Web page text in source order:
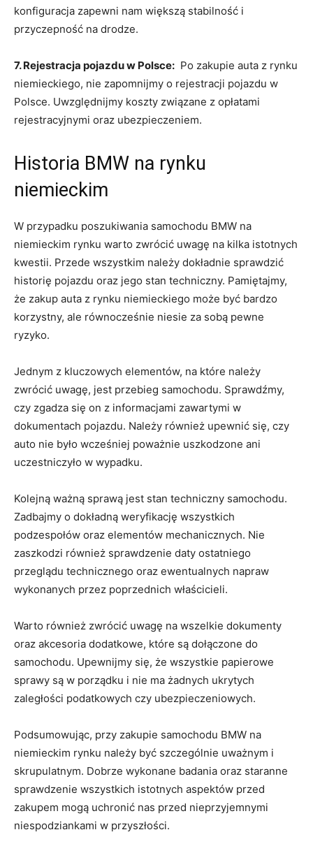
konfiguracja zapewni⁣ nam większą stabilność i
przyczepność na drodze.
7. Rejestracja pojazdu ⁢w Polsce: ⁤ Po zakupie auta z rynku
niemieckiego, nie zapomnijmy o rejestracji pojazdu w
Polsce. Uwzględnijmy koszty związane z opłatami
rejestracyjnymi oraz ubezpieczeniem.
Historia BMW na rynku
niemieckim
W przypadku poszukiwania ⁢samochodu BMW ⁢na
niemieckim rynku warto zwrócić uwagę na‍ kilka istotnych
kwestii.​ Przede wszystkim należy dokładnie ⁣sprawdzić
historię pojazdu oraz jego stan techniczny. Pamiętajmy,
że zakup auta z rynku niemieckiego może być bardzo​
korzystny, ale równocześnie niesie ‍za sobą pewne
ryzyko.
Jednym ⁤z kluczowych elementów, na które ⁤należy
zwrócić uwagę, jest przebieg samochodu. Sprawdźmy,
czy zgadza ‌się on z‌ informacjami zawartymi w
dokumentach pojazdu. Należy również upewnić się, czy
auto nie było wcześniej poważnie uszkodzone ani
uczestniczyło w ⁤wypadku.
Kolejną ważną sprawą ‌jest stan ⁣techniczny samochodu.
Zadbajmy o dokładną weryfikację wszystkich
podzespołów oraz⁤ elementów mechanicznych. ​Nie
zaszkodzi również sprawdzenie daty ostatniego
przeglądu technicznego oraz ewentualnych napraw
wykonanych przez poprzednich‍ właścicieli.
Warto również ⁤zwrócić ⁣uwagę ⁢na wszelkie dokumenty
oraz akcesoria dodatkowe, które są dołączone ​do
samochodu. ⁢Upewnijmy się, że wszystkie papierowe
sprawy są w porządku i ⁤nie ma żadnych ukrytych
zaległości podatkowych czy ubezpieczeniowych.
Podsumowując,⁣ przy zakupie samochodu BMW na⁣
niemieckim ⁤rynku należy być szczególnie uważnym ⁤i
skrupulatnym.⁤ Dobrze wykonane badania oraz staranne
sprawdzenie wszystkich istotnych aspektów przed
zakupem mogą uchronić nas przed nieprzyjemnymi
niespodziankami w przyszłości.